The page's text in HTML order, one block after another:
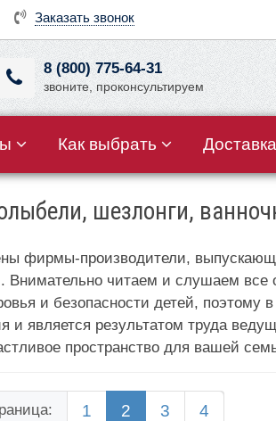
Заказать звонок
8 (800) 775-64-31
звоните, проконсультируем
Как выбрать Доставка
шезлонги,
фирмы-производители,
Внимательно читаем и слушаем
и безопасности детей, поэтому
и является результатом труда
пространство для вашей
1 2 3 4